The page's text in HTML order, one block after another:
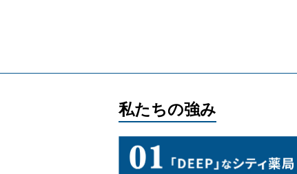
私たちの強み